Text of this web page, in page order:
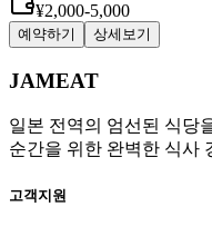
¥2,000-5,000
예약하기 상세보기
JAMEAT
일본 전역의 엄선된 식당
순간을 위한 완벽한 식사
고객지원